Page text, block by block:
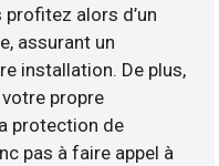
alors d’un
assurant un
installation. De plus,
propre
protection de
pas à faire appel à